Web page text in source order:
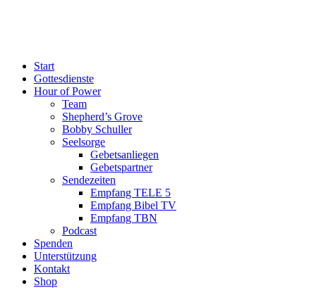
Start
Gottesdienste
Hour of Power
Team
Shepherd’s Grove
Bobby Schuller
Seelsorge
Gebetsanliegen
Gebetspartner
Sendezeiten
Empfang TELE 5
Empfang Bibel TV
Empfang TBN
Podcast
Spenden
Unterstützung
Kontakt
Shop